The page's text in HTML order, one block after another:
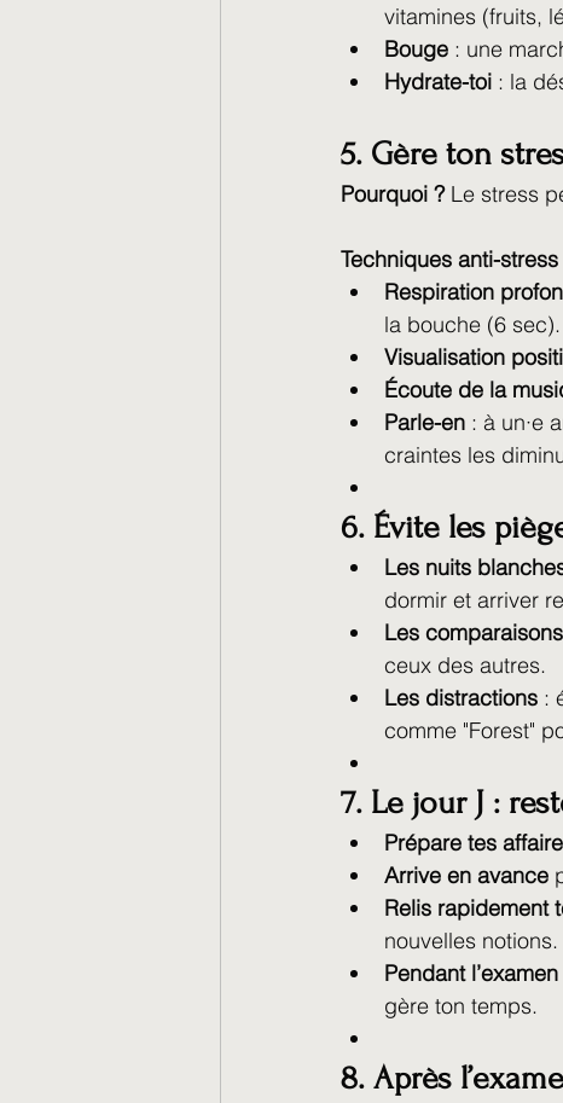
vitamines (fruits,
Bouge : une
Hydrate-toi : la
5. Gère ton
Pourquoi ? Le stress
Techniques anti-stress
Respiration
la bouche (6
Visualisation
Écoute de la
Parle-en : à un·e
craintes les
6. Évite les
Les nuits
dormir et arriver
Les comparaisons
ceux des autres.
Les distractions :
comme "Forest"
7. Le jour J :
Prépare tes
Arrive en avance
Relis rapidement
nouvelles notions.
Pendant l’examen
gère ton temps.
8. Après